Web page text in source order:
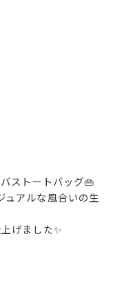
ストートバッグ👜
ュアルな風合いの生
げました✨